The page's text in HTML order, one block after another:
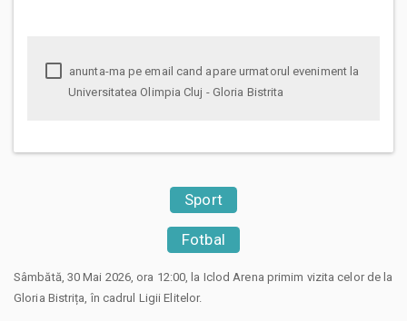
Universitatea Olimpia Cluj - Gloria Bistrita
Sport
Fotbal
Sâmbătă, 30 Mai 2026, ora 12:00, la Iclod Arena primim vizita celor de la
Gloria Bistrița, în cadrul Ligii Elitelor.